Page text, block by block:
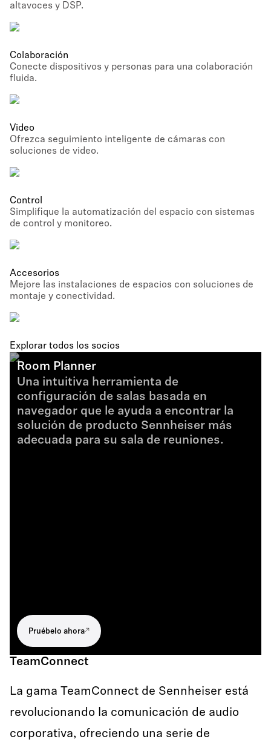
altavoces y DSP.
Colaboración
Conecte dispositivos y personas para una colaboración
fluida.
Video
Ofrezca seguimiento inteligente de cámaras con
soluciones de video.
Control
Simplifique la automatización del espacio con sistemas
de control y monitoreo.
Accesorios
Mejore las instalaciones de espacios con soluciones de
montaje y conectividad.
Explorar todos los socios
Room Planner
Una intuitiva herramienta de
configuración de salas basada en
navegador que le ayuda a encontrar la
solución de producto Sennheiser más
adecuada para su sala de reuniones.
Pruébelo ahora
TeamConnect
La gama TeamConnect de Sennheiser está
revolucionando la comunicación de audio
corporativa, ofreciendo una serie de